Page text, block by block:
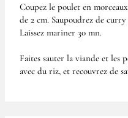
Coupez le poulet en
de 2 cm. Saupoudrez de
Laissez mariner 30 mn.
Faites sauter la viande et les
avec du riz, et recouvrez de